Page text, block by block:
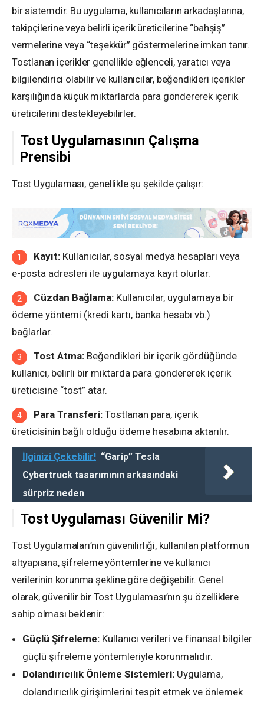
bir sistemdir. Bu uygulama, kullanıcıların arkadaşlarına,
takipçilerine veya belirli içerik üreticilerine “bahşiş”
vermelerine veya “teşekkür” göstermelerine imkan tanır.
Tostlanan içerikler genellikle eğlenceli, yaratıcı veya
bilgilendirici olabilir ve kullanıcılar, beğendikleri içerikler
karşılığında küçük miktarlarda para göndererek içerik
üreticilerini destekleyebilirler.
Tost Uygulamasının Çalışma
Prensibi
Tost Uygulaması, genellikle şu şekilde çalışır:
Kayıt: Kullanıcılar, sosyal medya hesapları veya
e-posta adresleri ile uygulamaya kayıt olurlar.
Cüzdan Bağlama: Kullanıcılar, uygulamaya bir
ödeme yöntemi (kredi kartı, banka hesabı vb.)
bağlarlar.
Tost Atma: Beğendikleri bir içerik gördüğünde
kullanıcı, belirli bir miktarda para göndererek içerik
üreticisine “tost” atar.
Para Transferi: Tostlanan para, içerik
üreticisinin bağlı olduğu ödeme hesabına aktarılır.
İlginizi Çekebilir! “Garip” Tesla
Cybertruck tasarımının arkasındaki
sürpriz neden
Tost Uygulaması Güvenilir Mi?
Tost Uygulamaları’nın güvenilirliği, kullanılan platformun
altyapısına, şifreleme yöntemlerine ve kullanıcı
verilerinin korunma şekline göre değişebilir. Genel
olarak, güvenilir bir Tost Uygulaması’nın şu özelliklere
sahip olması beklenir:
Güçlü Şifreleme: Kullanıcı verileri ve finansal bilgiler
güçlü şifreleme yöntemleriyle korunmalıdır.
Dolandırıcılık Önleme Sistemleri: Uygulama,
dolandırıcılık girişimlerini tespit etmek ve önlemek